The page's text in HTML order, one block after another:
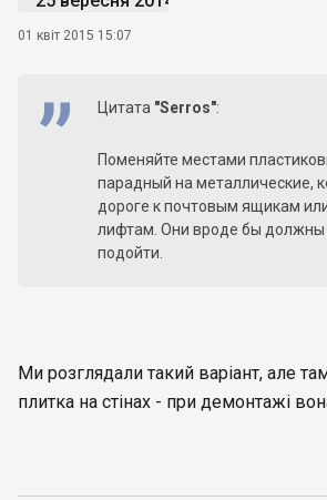
01 квіт 2015 15:07
Цитата "Serros":
Поменяйте местами
парадный на металлические,
дороге к почтовым ящикам
лифтам. Они вроде бы должны
подойти.
Ми розглядали такий варіант, але
плитка на стінах - при демонтажі